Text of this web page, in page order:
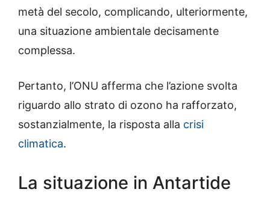
metà del secolo, complicando, ulteriormente,
una situazione ambientale decisamente
complessa.
Pertanto, l’ONU afferma che l’azione svolta
riguardo allo strato di ozono ha rafforzato,
sostanzialmente, la risposta alla crisi
climatica.
La situazione in Antartide